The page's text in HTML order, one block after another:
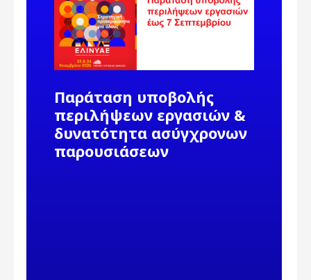
Παράταση υποβολής
περιλήψεων εργασιών &
δυνατότητα ασύγχρονων
παρουσιάσεων